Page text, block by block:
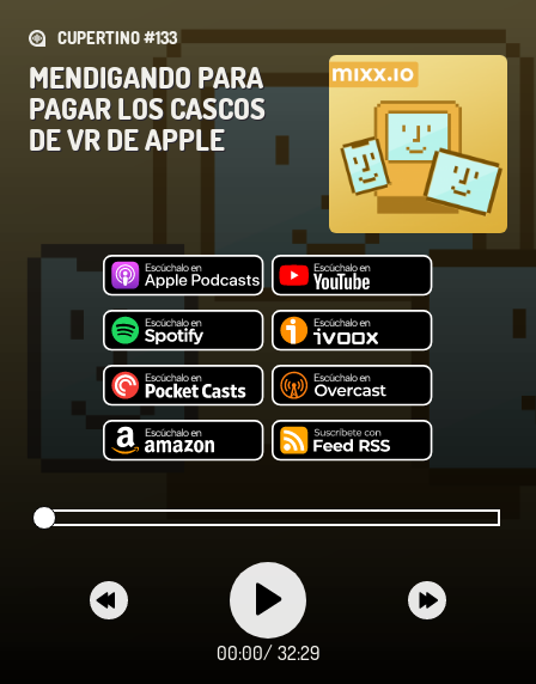
CUPERTINO #133
MENDIGANDO PARA
PAGAR LOS CASCOS
DE VR DE APPLE
00:00/ 32:29